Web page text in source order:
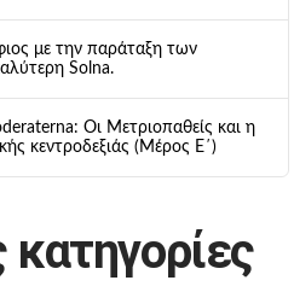
με την παράταξη των
Solna.
Οι Μετριοπαθείς και η
κεντροδεξιάς (Μέρος Ε΄)